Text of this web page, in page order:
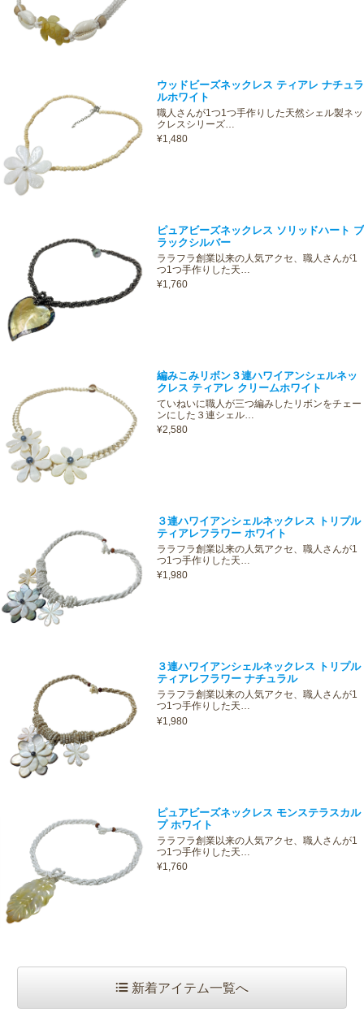
ウッドビーズネックレス ティアレ ナチュラ
ルホワイト
職人さんが1つ1つ手作りした天然シェル製ネッ
クレスシリーズ…
¥1,480
ピュアビーズネックレス ソリッドハート ブ
ラックシルバー
ララフラ創業以来の人気アクセ、職人さんが1
つ1つ手作りした天…
¥1,760
編みこみリボン３連ハワイアンシェルネッ
クレス ティアレ クリームホワイト
ていねいに職人が三つ編みしたリボンをチェー
ンにした３連シェル…
¥2,580
３連ハワイアンシェルネックレス トリプル
ティアレフラワー ホワイト
ララフラ創業以来の人気アクセ、職人さんが1
つ1つ手作りした天…
¥1,980
３連ハワイアンシェルネックレス トリプル
ティアレフラワー ナチュラル
ララフラ創業以来の人気アクセ、職人さんが1
つ1つ手作りした天…
¥1,980
ピュアビーズネックレス モンステラスカル
プ ホワイト
ララフラ創業以来の人気アクセ、職人さんが1
つ1つ手作りした天…
¥1,760
新着アイテム一覧へ